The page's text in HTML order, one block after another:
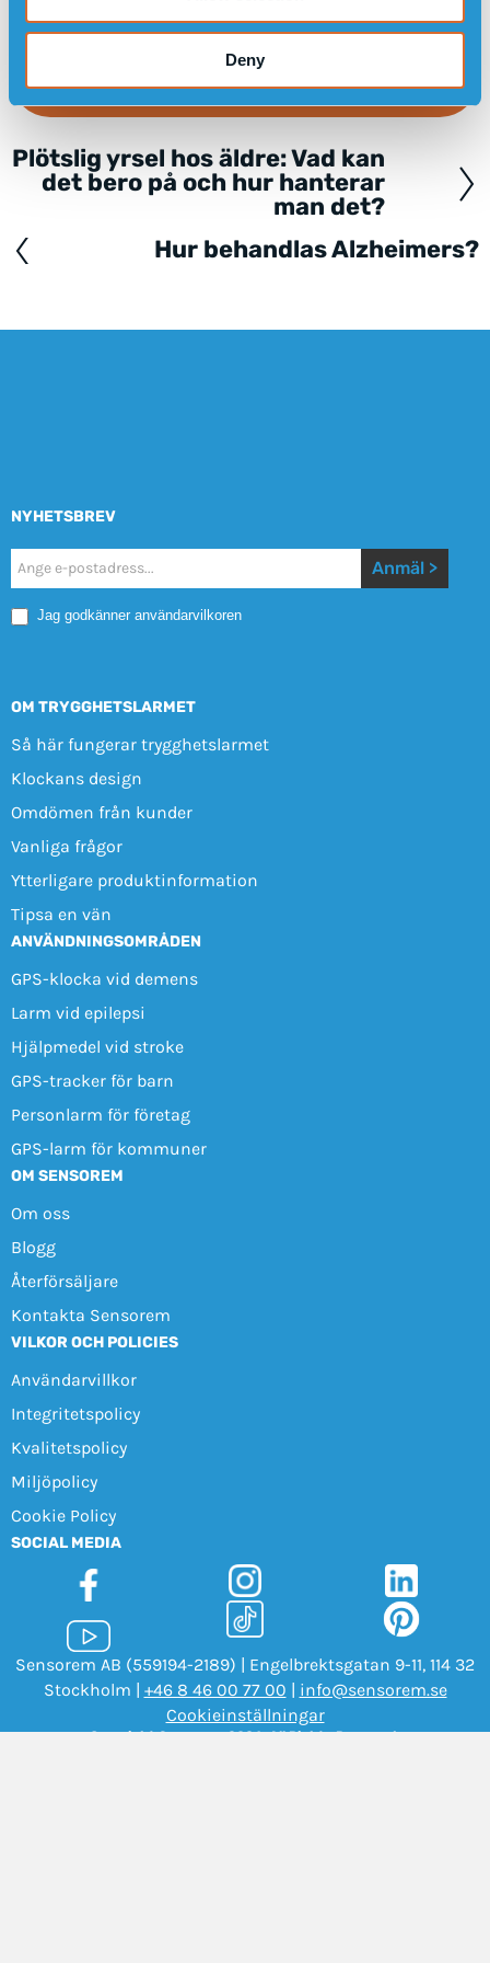
Deny
LÄS OM HUR SENSOREMS GPS KLOCKA KAN
HJÄLPA VID DEMENS
Posts
navigation
Plötslig yrsel hos äldre: Vad kan
det bero på och hur hanterar
man det?
Hur behandlas Alzheimers?
NYHETSBREV
Nyhetsbrev
Mobile
Anmäl >
Jag godkänner användarvilkoren
OM TRYGGHETSLARMET
Så här fungerar trygghetslarmet
Klockans design
Omdömen från kunder
Vanliga frågor
Ytterligare produktinformation
Tipsa en vän
ANVÄNDNINGSOMRÅDEN
GPS-klocka vid demens
Larm vid epilepsi
Hjälpmedel vid stroke
GPS-tracker för barn
Personlarm för företag
GPS-larm för kommuner
OM SENSOREM
Om oss
Blogg
Återförsäljare
Kontakta Sensorem
VILKOR OCH POLICIES
Användarvillkor
Integritetspolicy
Kvalitetspolicy
Miljöpolicy
Cookie Policy
SOCIAL MEDIA
Sensorem AB (559194-2189) | Engelbrektsgatan 9-11, 114 32
Stockholm | +46 8 46 00 77 00 | info@sensorem.se
Cookieinställningar
Copyright Sensorem 2026. All Rights Reserved.